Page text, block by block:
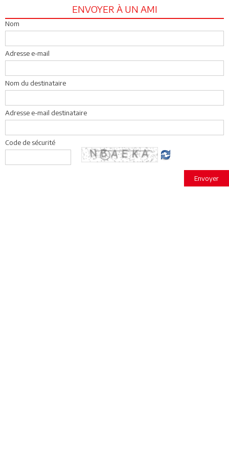
ENVOYER À UN AMI
Nom
Adresse e-mail
Nom du destinataire
Adresse e-mail destinataire
Code de sécurité
Envoyer